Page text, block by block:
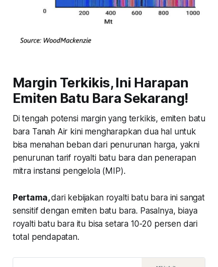
Margin Terkikis, Ini Harapan
Emiten Batu Bara Sekarang!
Di tengah potensi margin yang terkikis, emiten batu
bara Tanah Air kini mengharapkan dua hal untuk
bisa menahan beban dari penurunan harga, yakni
penurunan tarif royalti batu bara dan penerapan
mitra instansi pengelola (MIP).
Pertama,dari kebijakan royalti batu bara ini sangat
sensitif dengan emiten batu bara. Pasalnya, biaya
royalti batu bara itu bisa setara 10-20 persen dari
total pendapatan.